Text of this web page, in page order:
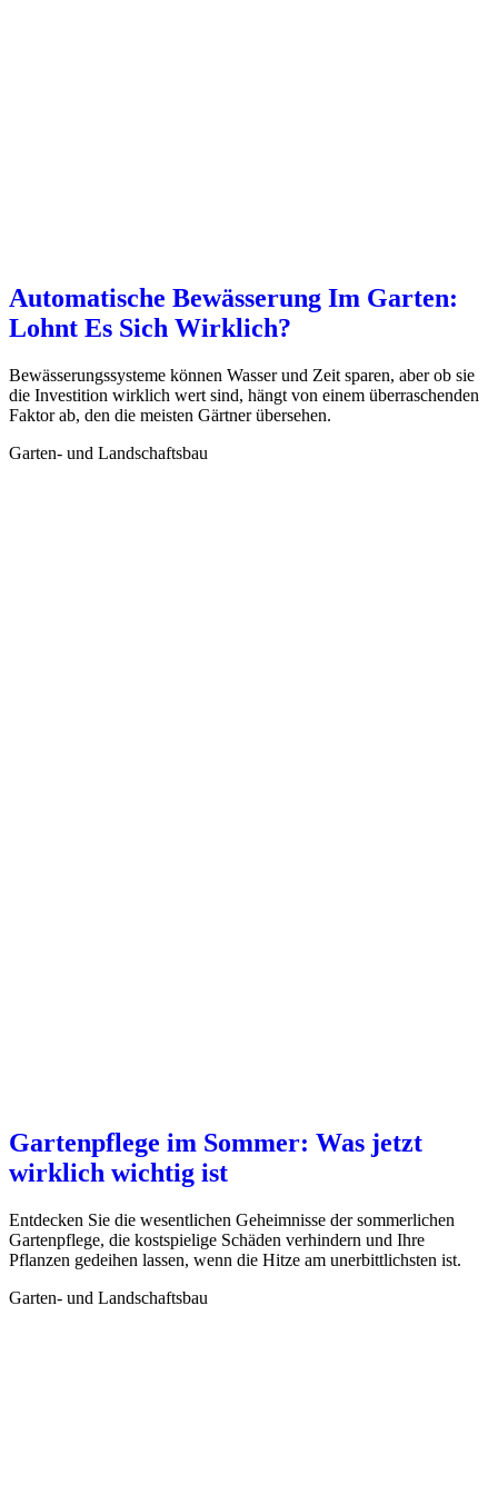
Automatische Bewässerung Im Garten:
Lohnt Es Sich Wirklich?
Bewässerungssysteme können Wasser und Zeit sparen, aber ob sie
die Investition wirklich wert sind, hängt von einem überraschenden
Faktor ab, den die meisten Gärtner übersehen.
Garten- und Landschaftsbau
Gartenpflege im Sommer: Was jetzt
wirklich wichtig ist
Entdecken Sie die wesentlichen Geheimnisse der sommerlichen
Gartenpflege, die kostspielige Schäden verhindern und Ihre
Pflanzen gedeihen lassen, wenn die Hitze am unerbittlichsten ist.
Garten- und Landschaftsbau